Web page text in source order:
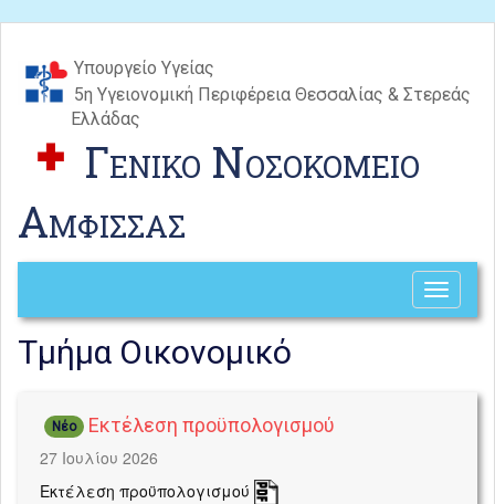
Υπουργείο Υγείας
5η Υγειονομική Περιφέρεια Θεσσαλίας & Στερεάς
Ελλάδας
Γενικο Νοσοκομειο
Αμφισσας
Toggle
Τμήμα Οικονομικό
Νέο Εκτέλεση προϋπολογισμού
27 Ιουλίου 2026
Εκτέλεση προϋπολογισμού